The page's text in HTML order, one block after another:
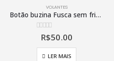
VOLANTES
Botão buzina Fusca sem friso preto
de 5
R$50.00
LER MAIS